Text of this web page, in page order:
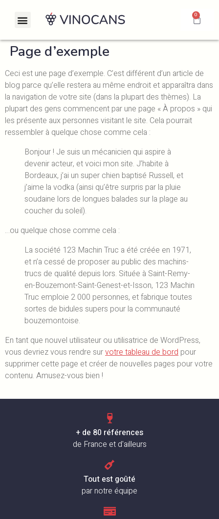
0
Page d’exemple
Ceci est une page d’exemple. C’est différent d’un article de
blog parce qu’elle restera au même endroit et apparaîtra dans
la navigation de votre site (dans la plupart des thèmes). La
plupart des gens commencent par une page « À propos » qui
les présente aux personnes visitant le site. Cela pourrait
ressembler à quelque chose comme cela :
Bonjour ! Je suis un mécanicien qui aspire à
devenir acteur, et voici mon site. J’habite à
Bordeaux, j’ai un super chien baptisé Russell, et
j’aime la vodka (ainsi qu’être surpris par la pluie
soudaine lors de longues balades sur la plage au
coucher du soleil).
…ou quelque chose comme cela :
La société 123 Machin Truc a été créée en 1971,
et n’a cessé de proposer au public des machins-
trucs de qualité depuis lors. Située à Saint-Remy-
en-Bouzemont-Saint-Genest-et-Isson, 123 Machin
Truc emploie 2 000 personnes, et fabrique toutes
sortes de bidules supers pour la communauté
bouzemontoise.
En tant que nouvel utilisateur ou utilisatrice de WordPress,
vous devriez vous rendre survotre tableau de bord pour
supprimer cette page et créer de nouvelles pages pour votre
contenu. Amusez-vous bien !
+ de 80 références
de France et d'ailleurs
Tout est goûté
par notre équipe